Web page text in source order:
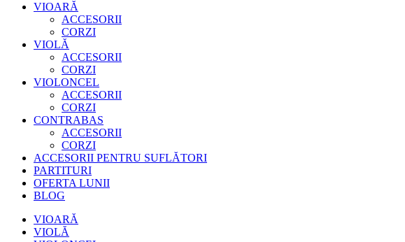
VIOARĂ
ACCESORII
CORZI
VIOLĂ
ACCESORII
CORZI
VIOLONCEL
ACCESORII
CORZI
CONTRABAS
ACCESORII
CORZI
ACCESORII PENTRU SUFLĂTORI
PARTITURI
OFERTA LUNII
BLOG
VIOARĂ
VIOLĂ